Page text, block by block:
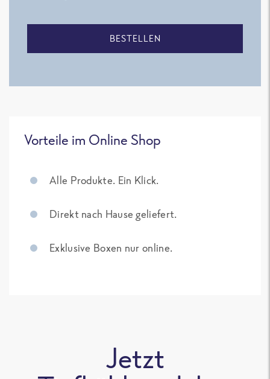
BESTELLEN
Vorteile im Online Shop
Alle Produkte. Ein Klick.
Direkt nach Hause geliefert.
Exklusive Boxen nur online.
Jetzt